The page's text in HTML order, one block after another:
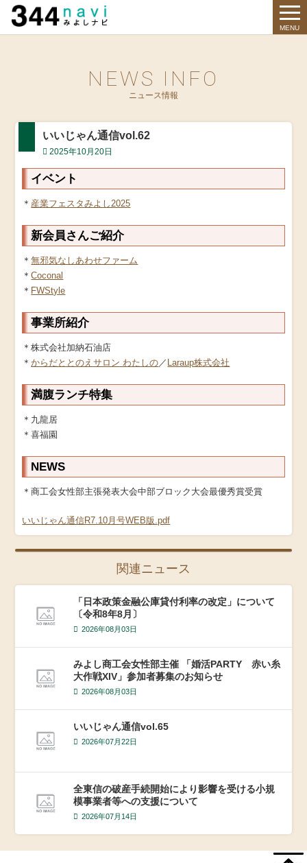
MENU
NEWS INFO
ニュース情報
いいじゃん通信vol.62
2025年10月20日
イベント
＊ 産業フェスタみよし2025
新会員さんご紹介
＊無邪気なしあわせファーム
＊Coconal
＊ FWStyle
事業所紹介
＊株式会社加納石油店
＊からだととのえサロン わたしの／ Laraup株式会社
満腹ランチ特集
＊九龍居
＊喜福園
NEWS
＊商工会女性部主張発表大会中部ブロック大会最優秀賞受賞
いいじゃん通信R7.10月号WEB版.pdf
関連ニュース
「日本政策金融公庫貸付利率の改定」について
〔令和8年8月〕
2026年08月03日
みよし商工会女性部主催 「婚活PARTY 赤い糸
大作戦XIV」参加者募集のお知らせ
2026年08月03日
いいじゃん通信vol.65
2026年07月22日
全東信の破産手続開始により影響を受ける小規
模事業者等への支援について
2026年07月14日